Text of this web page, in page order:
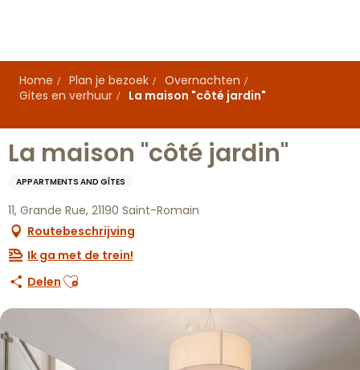
principal
Home
Plan je bezoek
Overnachten
Gites en verhuur
La maison "côté jardin"
La maison "côté jardin"
APPARTMENTS AND GÎTES
11, Grande Rue, 21190 Saint-Romain
Routebeschrijving
Ik ga met de trein!
Delen Ajouter aux favoris